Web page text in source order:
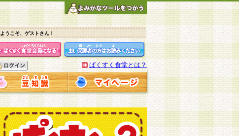
ようこそ、ゲストさん！
ぱくすく食堂とは？